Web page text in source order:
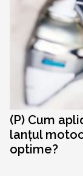
(P) Cum
lanțul
optime?